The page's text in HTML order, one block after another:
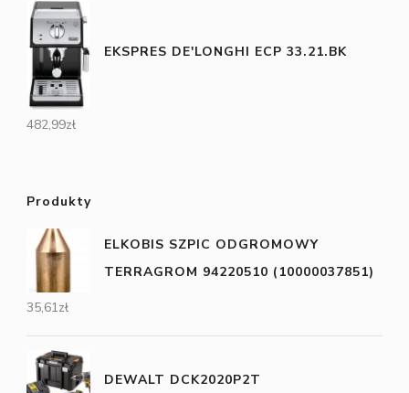
EKSPRES DE'LONGHI ECP 33.21.BK
482,99zł
Produkty
ELKOBIS SZPIC ODGROMOWY
TERRAGROM 94220510 (10000037851)
35,61zł
DEWALT DCK2020P2T